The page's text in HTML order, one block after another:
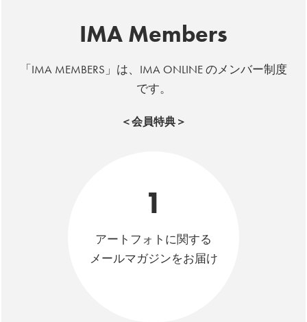
IMA Members
「IMA MEMBERS」は、IMA ONLINE のメンバー制度
です。
＜会員特典＞
1
アートフォトに関する
メールマガジンをお届け